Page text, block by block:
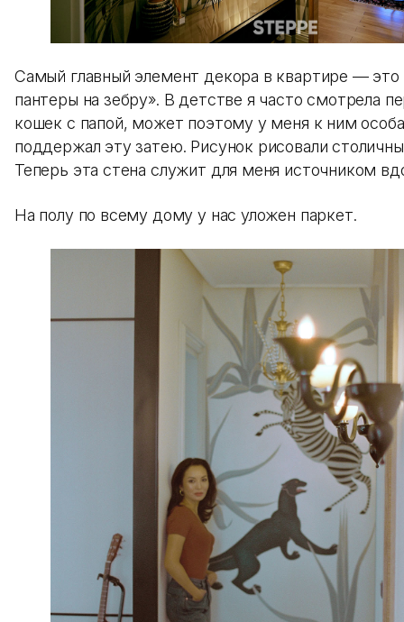
Самый главный элемент декора в квартире — это
пантеры на зебру». В детстве я часто смотрела
кошек с папой, может поэтому у меня к ним
поддержал эту затею. Рисунок рисовали
Теперь эта стена служит для меня источником
На полу по всему дому у нас уложен паркет.